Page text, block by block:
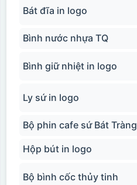
Bát đĩa in logo
Bình nước nhựa TQ
Bình giữ nhiệt in logo
Ly sứ in logo
Bộ phin cafe sứ Bát Tràng
Hộp bút in logo
Bộ bình cốc thủy tinh